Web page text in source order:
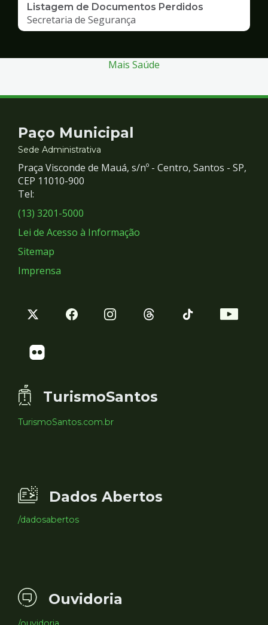
Listagem de Documentos Perdidos
Secretaria de Segurança
Mais Saúde
Contato
e
Redes
Sociais
Paço Municipal
Sede Administrativa
Praça Visconde de Mauá, s/nº - Centro, Santos - SP,
CEP 11010-900
Tel:
(13) 3201-5000
Lei de Acesso à Informação
Sitemap
Imprensa
TurismoSantos
TurismoSantos.com.br
Dados Abertos
/dadosabertos
Ouvidoria